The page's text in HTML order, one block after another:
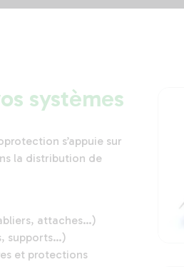
systèmes
s’appuie sur
la distribution de
attaches…)
supports…)
et protections